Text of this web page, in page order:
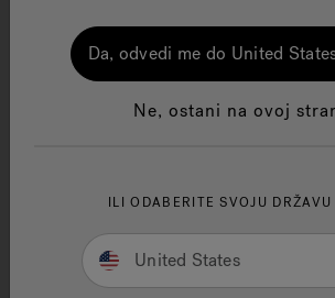
Jacuzzi® Sensational
Wellness™
One Page
Da, odvedi me do United
Ne, ostani na ovoj
ILI ODABERITE SVOJU
United States